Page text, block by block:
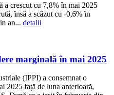
crescut cu 7,8% în mai 2025
însă a scăzut cu -0,6% în
an... detalii
marginală în mai 2025
(IPPI) a consemnat o
2025 față de luna anterioară,